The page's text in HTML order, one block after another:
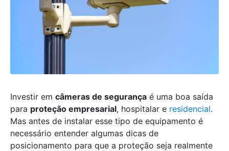
Investir em câmeras de segurança é uma boa saída
para proteção empresarial, hospitalar e residencial.
Mas antes de instalar esse tipo de equipamento é
necessário entender algumas dicas de
posicionamento para que a proteção seja realmente